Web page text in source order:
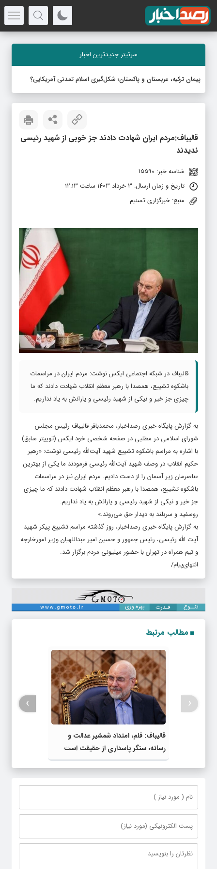
سرتیتر جدیدترین اخبار
پیمان ترکیه، عربستان و پاکستان؛ شکل‌گیری اسلام تمدنی آمریکایی؟
قالیباف:مردم ایران شهادت دادند جز خوبی از شهید رئیسی
ندیدند
شناسه خبر: 15590
تاریخ و زمان ارسال: ۳ خرداد ۱۴۰۳ ساعت ۱۲:۱۳
منبع: خبرگزاری تسنیم
قالیباف در شبکه اجتماعی ایکس نوشت: مردم ایران در مراسمات
باشکوه تشییع، همصدا با رهبر معظم انقلاب شهادت دادند که ما
چیزی جز خیر و نیکی از شهید رئیسی و یارانش به یاد نداریم.
به گزارش پایگاه خبری رصداخبار، محمدباقر قالیباف رئیس مجلس
شورای اسلامی در مطلبی در صفحه شخصی خود ایکس (توییتر سابق)
با اشاره به مراسم باشکوه تشییع شهید آیت‌الله رئیسی نوشت: «رهبر
حکیم انقلاب در وصف شهید آیت‌الله رئیسی فرمودند ما یکی از بهترین
عناصرمان زیر آسمان را از دست دادیم. مردم ایران نیز در مراسمات
باشکوه تشییع، همصدا با رهبر معظم انقلاب شهادت دادند که ما چیزی
جز خیر و نیکی از شهید رئیسی و یارانش به یاد نداریم.
روسفید و سربلند به دیدار حق می‌روند.»
به گزارش پایگاه خبری رصداخبار، روز گذشته مراسم تشییع پیکر شهید
آیت الله رئیسی، رئیس جمهور و حسین امیر عبداللهیان وزیر امورخارجه
و تیم همراه در تهران با حضور میلیونی مردم برگزار شد.
انتهای‌پیام/
مطالب مرتبط
قالیباف: قلم، امتداد شمشیر عدالت و
رسانه، سنگر پاسداری از حقیقت است
‹
›